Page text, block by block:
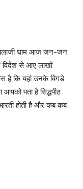
धाम आज जन-जन
विदेश से आए लाखों
है कि यहां उनके बिगड़े
पता है सिद्धपीठ
आरती होती है और कब कब